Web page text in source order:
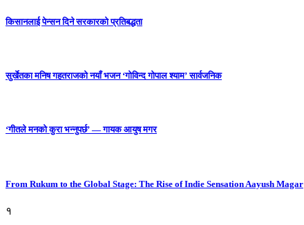
किसानलाई पेन्सन दिने सरकारको प्रतिबद्धता
सुर्खेतका मनिष गहतराजको नयाँ भजन ‘गोविन्द गोपाल श्याम’ सार्वजनिक
‘गीतले मनको कुरा भन्नुपर्छ’ — गायक आयुष मगर
From Rukum to the Global Stage: The Rise of Indie Sensation Aayush Magar
१